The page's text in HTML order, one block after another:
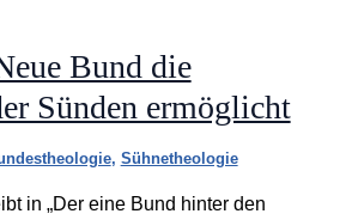
Bund die
Sünden ermöglicht
, Sühnetheologie
in „Der eine Bund hinter den